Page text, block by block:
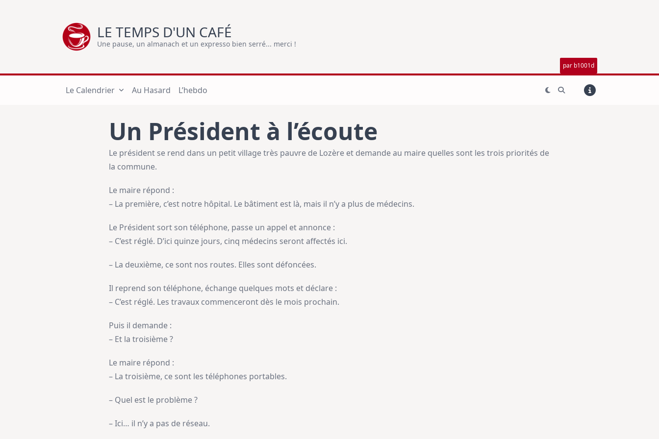
LE TEMPS D'UN CAFÉ
Une pause, un almanach et un expresso bien serré... merci !
par b1001d
Le Calendrier Au Hasard L’hebdo
Un Président à l’écoute
Le président se rend dans un petit village très pauvre de Lozère et demande au maire quelles sont les trois priorités de
la commune.
Le maire répond :
– La première, c’est notre hôpital. Le bâtiment est là, mais il n’y a plus de médecins.
Le Président sort son téléphone, passe un appel et annonce :
– C’est réglé. D’ici quinze jours, cinq médecins seront affectés ici.
– La deuxième, ce sont nos routes. Elles sont défoncées.
Il reprend son téléphone, échange quelques mots et déclare :
– C’est réglé. Les travaux commenceront dès le mois prochain.
Puis il demande :
– Et la troisième ?
Le maire répond :
– La troisième, ce sont les téléphones portables.
– Quel est le problème ?
– Ici… il n’y a pas de réseau.